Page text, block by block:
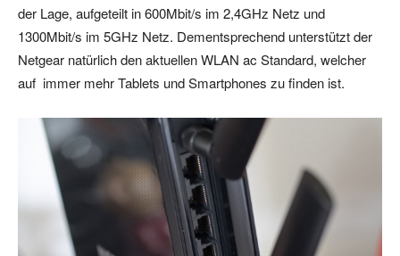
der Lage, aufgeteilt in 600Mbit/s im 2,4GHz Netz und
1300Mbit/s im 5GHz Netz. Dementsprechend unterstützt der
Netgear natürlich den aktuellen WLAN ac Standard, welcher
auf immer mehr Tablets und Smartphones zu finden ist.